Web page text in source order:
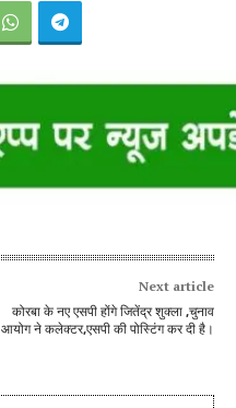
Next article
कोरबा के नए एसपी होंगे जितेंद्र शुक्ला ,चुनाव
आयोग ने कलेक्टर,एसपी की पोस्टिंग कर दी है।